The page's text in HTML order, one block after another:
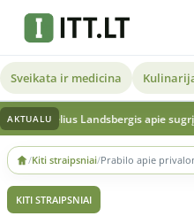
Sveikata ir medicina
AKTUALU apie sugrįžimą į politiką:
Skip
to
content
/Kiti straipsniai/Prabilo apie
KITI STRAIPSNIAI